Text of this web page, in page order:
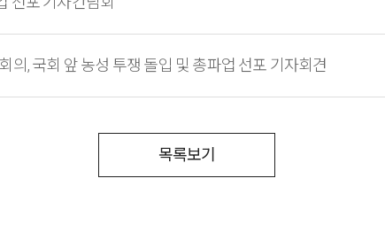
의, 국회 앞 농성 투쟁 돌입 및 총파업 선포 기자회견
목록보기